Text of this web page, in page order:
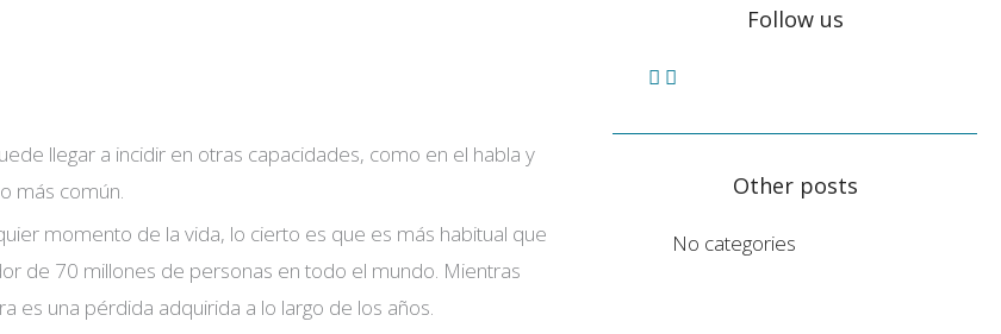
llegar a incidir en otras capacidades, como en el habla y
más común.
momento de la vida, lo cierto es que es más habitual que
de 70 millones de personas en todo el mundo. Mientras
es una pérdida adquirida a lo largo de los años.
Follow us
Other posts
No categories